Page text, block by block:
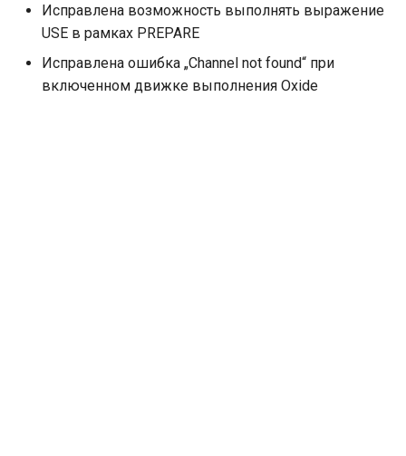
Исправлена возможность выполнять выражение
USE в рамках PREPARE
Исправлена ошибка „Channel not found“ при
включенном движке выполнения Oxide